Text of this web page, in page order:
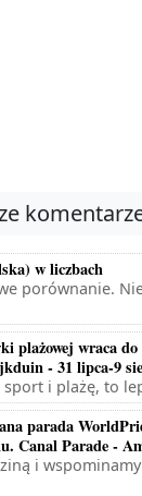
w liczbach
porównanie.
plażowej wraca
- 31 lipca-9
i plażę, to
parada
Canal Parade -
i